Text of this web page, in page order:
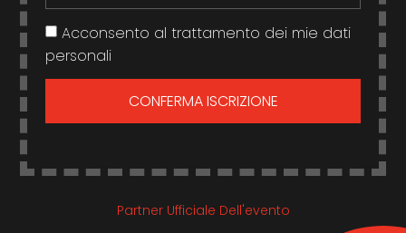
Acconsento al trattamento dei mie dati
personali
CONFERMA ISCRIZIONE
Partner Ufficiale Dell'evento